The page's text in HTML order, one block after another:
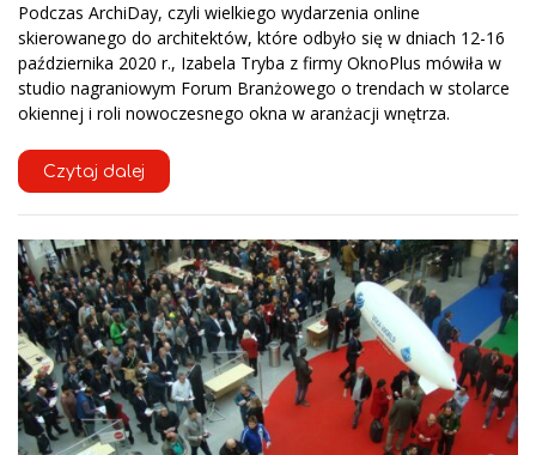
Podczas ArchiDay, czyli wielkiego wydarzenia online
skierowanego do architektów, które odbyło się w dniach 12-16
października 2020 r., Izabela Tryba z firmy OknoPlus mówiła w
studio nagraniowym Forum Branżowego o trendach w stolarce
okiennej i roli nowoczesnego okna w aranżacji wnętrza.
Czytaj dalej